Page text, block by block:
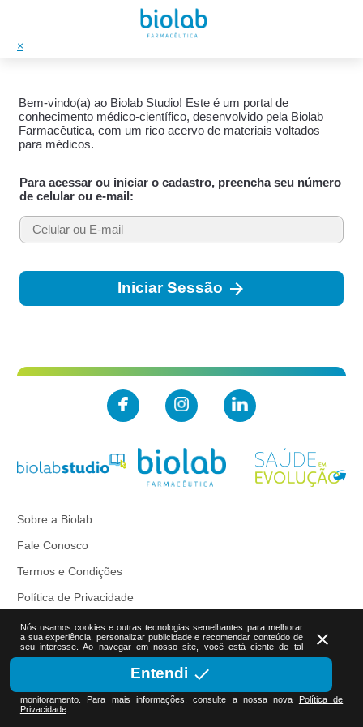
×
Bem-vindo(a) ao Biolab Studio! Este é um portal de
conhecimento médico-científico, desenvolvido pela Biolab
Farmacêutica, com um rico acervo de materiais voltados
para médicos.
Para acessar ou iniciar o cadastro, preencha seu número
de celular ou e-mail:
Iniciar Sessão arrow_forward
Sobre a Biolab
Fale Conosco
Termos e Condições
Política de Privacidade
close
Entendi done
Nós usamos cookies e outras tecnologias semelhantes para melhorar
a sua experiência, personalizar publicidade e recomendar conteúdo de
seu interesse. Ao navegar em nosso site, você está ciente de tal
monitoramento. Para mais informações, consulte a nossa nova Política de
Privacidade.